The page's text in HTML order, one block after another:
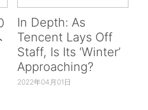
In Depth: As
Tencent Lays Off
Staff, Is Its ‘Winter’
Approaching?
2022年04月01日